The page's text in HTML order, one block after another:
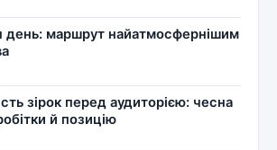
день: маршрут найатмосфернішим
зірок перед аудиторією: чесна
й позицію